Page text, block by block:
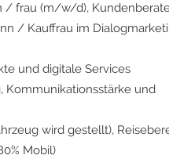
/ frau (m/w/d),
/ Kauffrau im
und digitale Services
Kommunikationsstärke und
wird gestellt),
Mobil)